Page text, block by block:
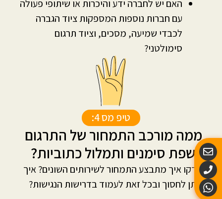
האם יש לחברה ידע והיכרות או שיתופי פעולה
עם חברות נוספות המספקות ציוד הגברה
לכבדי שמיעה, מסכים, וציוד תרגום
סימולטני?
טיפ מס 4:
ממה מורכב התמחור של התרגום
לשפת סימנים ותמלול כתוביות?
בדקו איך מתבצע התמחור לשירותים השונים? איך
ניתן לחסוך ובכל זאת לעמוד בדרישות הנגישות?